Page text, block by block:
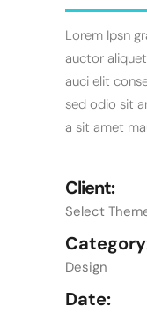
Lorem Ipsn
auctor
auci elit
sed odio sit
a sit amet
Client:
Select
Design
Date: